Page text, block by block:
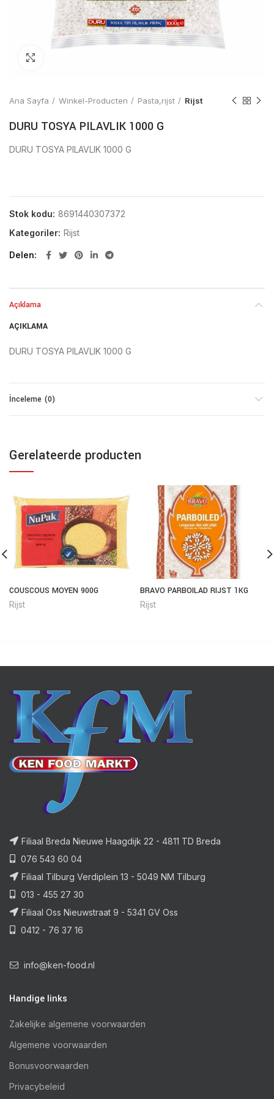
Ana Sayfa Winkel-Producten Pasta,rijst Rijst
DURU TOSYA PILAVLIK 1000 G
DURU TOSYA PILAVLIK 1000 G
Stok kodu: 8691440307372
Kategoriler: Rijst
Delen
Açıklama
AÇIKLAMA
DURU TOSYA PILAVLIK 1000 G
İnceleme (0)
Gerelateerde producten
COUSCOUS MOYEN 900G
Rijst
BRAVO PARBOILAD RIJST 1KG
Rijst
Filiaal Breda Nieuwe Haagdijk 22 - 4811 TD Breda
076 543 60 04
Filiaal Tilburg Verdiplein 13 - 5049 NM Tilburg
013 - 455 27 30
Filiaal Oss Nieuwstraat 9 - 5341 GV Oss
0412 - 76 37 16
info@ken-food.nl
Handige links
Zakelijke algemene voorwaarden
Algemene voorwaarden
Bonusvoorwaarden
Privacybeleid